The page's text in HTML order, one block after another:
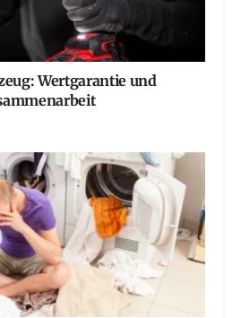
Wertgarantie und